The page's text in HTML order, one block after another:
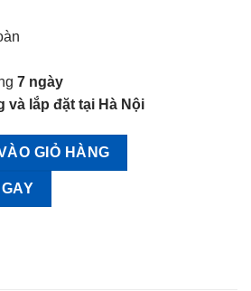
7 ngày
và lắp đặt tại Hà Nội
từ đôi Made in Japan số lượng
GIỎ HÀNG